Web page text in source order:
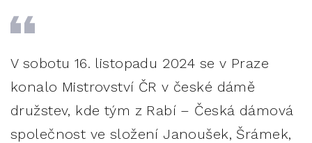
V sobotu 16. listopadu 2024 se v Praze
konalo Mistrovství ČR v české dámě
družstev, kde tým z Rabí – Česká dámová
společnost ve složení Janoušek, Šrámek,